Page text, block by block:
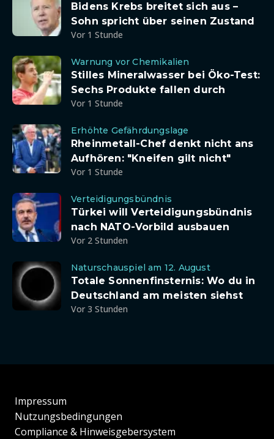
Bidens Krebs breitet sich aus –
Sohn spricht über seinen Zustand
Vor 1 Stunde
Warnung vor Chemikalien
Stilles Mineralwasser bei Öko-Test:
Sechs Produkte fallen durch
Vor 1 Stunde
Erhöhte Gefährdungslage
Rheinmetall-Chef denkt nicht ans
Aufhören: "Kneifen gilt nicht"
Vor 1 Stunde
Verteidigungsbündnis
Türkei will Verteidigungsbündnis
nach NATO-Vorbild ausbauen
Vor 2 Stunden
Naturschauspiel am 12. August
Totale Sonnenfinsternis: Wo du in
Deutschland am meisten siehst
Vor 3 Stunden
Impressum
Nutzungsbedingungen
Compliance & Hinweisgebersystem